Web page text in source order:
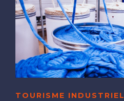
TOURISME INDUSTRIEL